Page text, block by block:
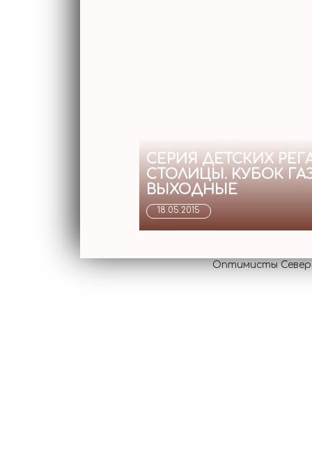
СЕРИЯ ДЕТСКИХ
СТОЛИЦЫ. КУБОК
ВЫХОДНЫЕ
18.05.2015
Оптимисты